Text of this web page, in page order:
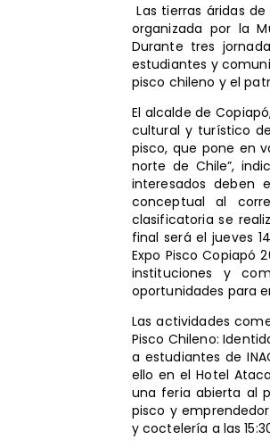
Las tierras áridas
organizada por la
Durante tres
estudiantes y
pisco chileno y el
El alcalde de
cultural y turístico
pisco, que pone en
norte de Chile”,
interesados deben
conceptual al
clasificatoria se
final será el jueves
Expo Pisco Copiapó
instituciones y
oportunidades para
Las actividades
Pisco Chileno:
a estudiantes de
ello en el Hotel
una feria abierta al
pisco y
y coctelería a las